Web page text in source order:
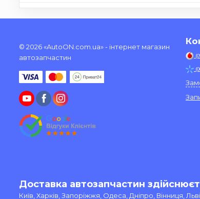
© 2026 «AutoON.com.ua» - інтернет магазин
автозапчастин
Доставка автозапчастин
Київ, Харків, Запоріжжя, Одеса, Дніпро, Вінниця,